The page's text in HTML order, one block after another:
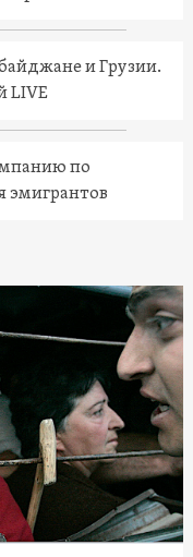
и Грузии.
LIVE
по
эмигрантов